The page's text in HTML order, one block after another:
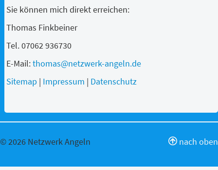
Sie können mich direkt erreichen:
Thomas Finkbeiner
Tel. 07062 936730
E-Mail:thomas@netzwerk-angeln.de
Sitemap | Impressum | Datenschutz
nach oben
© 2026 Netzwerk Angeln